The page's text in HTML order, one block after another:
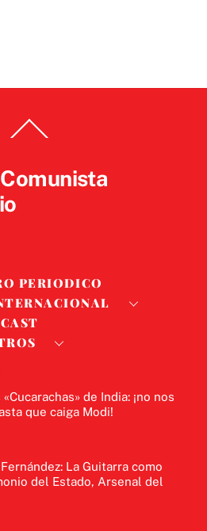
To
PERIODICO
de India: ¡no nos
que caiga Modi!
La Guitarra como
del Estado, Arsenal del